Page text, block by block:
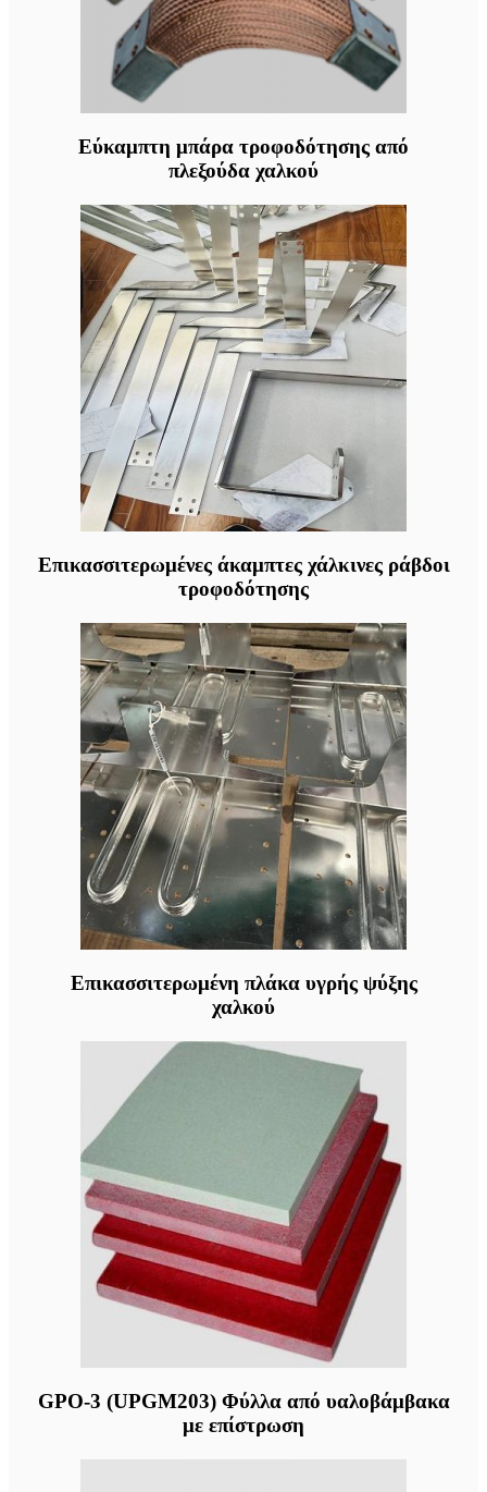
Εύκαμπτη μπάρα τροφοδότησης από
πλεξούδα χαλκού
Επικασσιτερωμένες άκαμπτες χάλκινες ράβδοι
τροφοδότησης
Επικασσιτερωμένη πλάκα υγρής ψύξης
χαλκού
GPO-3 (UPGM203) Φύλλα από υαλοβάμβακα
με επίστρωση